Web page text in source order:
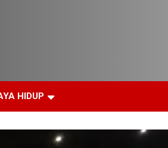
HIDUP